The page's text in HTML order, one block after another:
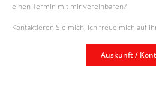
einen Termin mit mir vereinbaren?
Kontaktieren Sie mich, ich freue mich auf
Auskunft /